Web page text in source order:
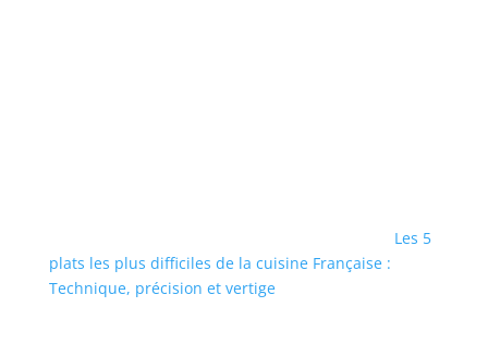
Les 5
plats les plus difficiles de la cuisine Française :
Technique, précision et vertige